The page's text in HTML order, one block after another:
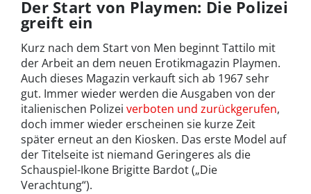
Der Start von Playmen: Die Polizei
greift ein
Kurz nach dem Start von Men beginnt Tattilo mit
der Arbeit an dem neuen Erotikmagazin Playmen.
Auch dieses Magazin verkauft sich ab 1967 sehr
gut. Immer wieder werden die Ausgaben von der
italienischen Polizei verboten und zurückgerufen,
doch immer wieder erscheinen sie kurze Zeit
später erneut an den Kiosken. Das erste Model auf
der Titelseite ist niemand Geringeres als die
Schauspiel-Ikone Brigitte Bardot („Die
Verachtung“).